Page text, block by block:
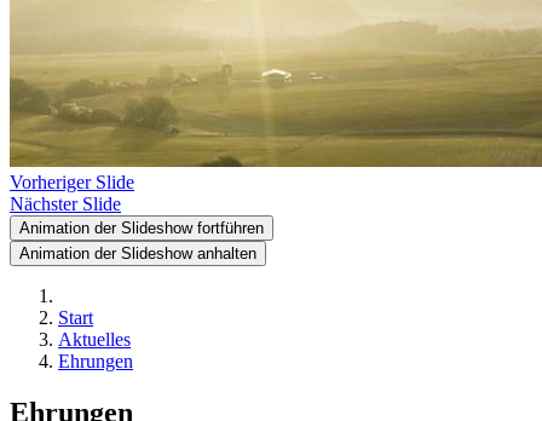
Vorheriger Slide
Nächster Slide
Animation der Slideshow fortführen
Animation der Slideshow anhalten
Start
Aktuelles
Ehrungen
Ehrungen